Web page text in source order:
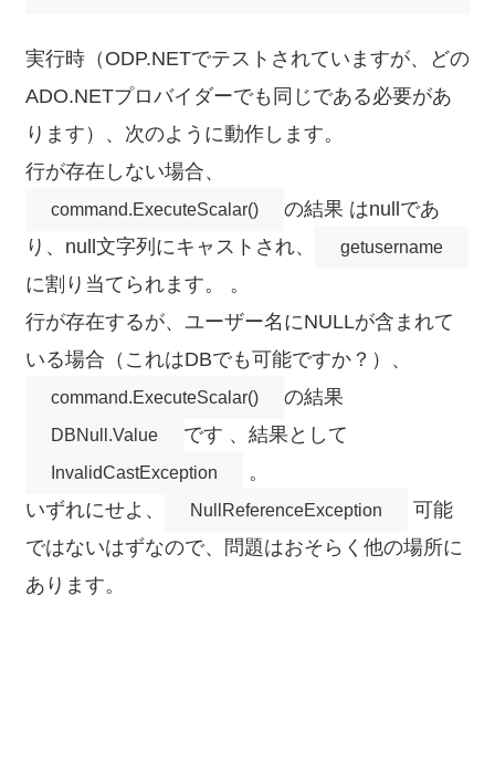
実行時（ODP.NETでテストされていますが、どの
ADO.NETプロバイダーでも同じである必要があ
ります）、次のように動作します。
行が存在しない場合、
command.ExecuteScalar()
の結果 はnullであ
り、null文字列にキャストされ、
getusername
に割り当てられます。 。
行が存在するが、ユーザー名にNULLが含まれて
いる場合（これはDBでも可能ですか？）、
command.ExecuteScalar() の結果
DBNull.Value です 、結果として
InvalidCastException
。
いずれにせよ、
NullReferenceException
可能
ではないはずなので、問題はおそらく他の場所に
あります。